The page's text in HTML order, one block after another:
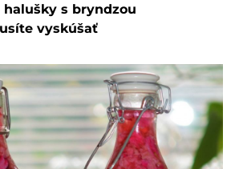
s bryndzou
vyskúšať